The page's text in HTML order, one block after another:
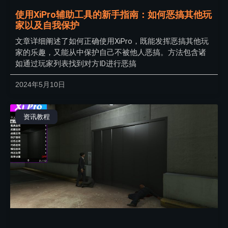
使用XiPro辅助工具的新手指南：如何恶搞其他玩
家以及自我保护
文章详细阐述了如何正确使用XiPro，既能发挥恶搞其他玩
家的乐趣，又能从中保护自己不被他人恶搞。方法包含诸
如通过玩家列表找到对方ID进行恶搞
2024年5月10日
资讯教程